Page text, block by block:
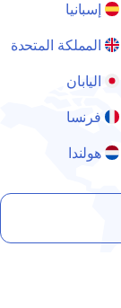
إسبانيا
المملكة المتحدة
اليابان
فرنسا
هولندا